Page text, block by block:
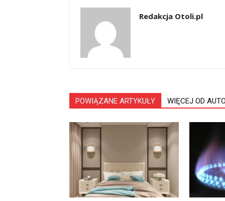
Redakcja Otoli.pl
POWIĄZANE ARTYKUŁY WIĘCEJ OD